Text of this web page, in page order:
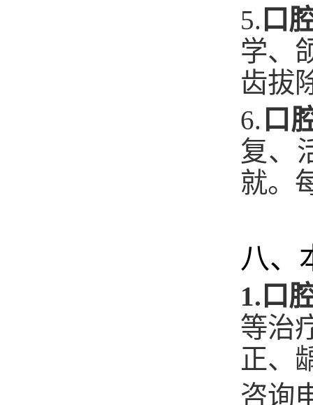
5. 口
学、
齿拔
6. 口
复、
就。
八、
1.口
等治
正、
咨询